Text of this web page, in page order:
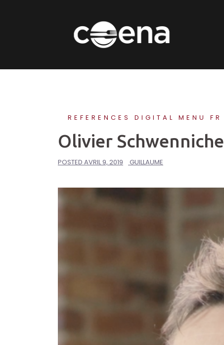
REFERENCES DIGITAL MENU FR
Olivier Schwenniche
POSTED AVRIL 9, 2019 GUILLAUME